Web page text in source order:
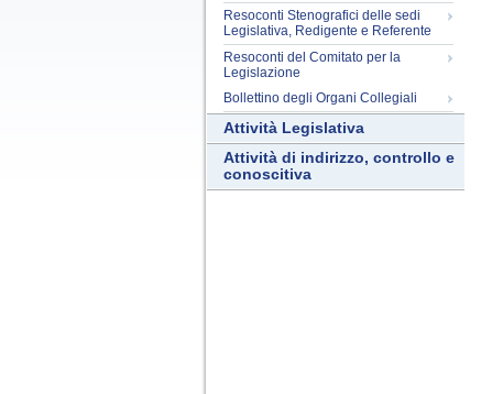
Resoconti Stenografici delle sedi
Legislativa, Redigente e Referente
Resoconti del Comitato per la
Legislazione
Bollettino degli Organi Collegiali
Attività Legislativa
Attività di indirizzo, controllo e
conoscitiva